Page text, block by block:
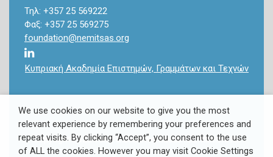
Τηλ: +357 25 569222
Φαξ: +357 25 569275
foundation@nemitsas.org
Κυπριακή Ακαδημία Επιστημών, Γραμμάτων και Τεχνών
Copyright 2022 Takis & Louki Nemitsas Foundation. All
Rights Reserved.
We use cookies on our website to give you the most
relevant experience by remembering your preferences and
repeat visits. By clicking “Accept”, you consent to the use
of ALL the cookies. However you may visit Cookie Settings